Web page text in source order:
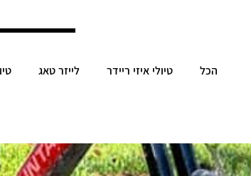
הכל טיולי איזי ריידר לייזר טאג